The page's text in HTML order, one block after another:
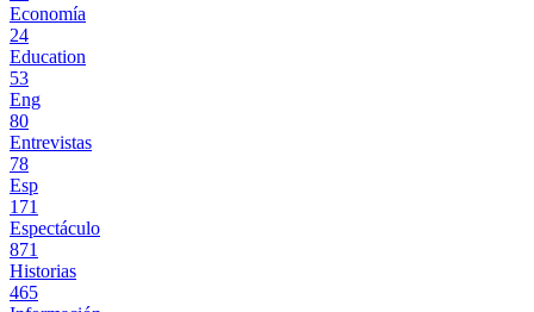
Economía
24
Education
53
Eng
80
Entrevistas
78
Esp
171
Espectáculo
871
Historias
465